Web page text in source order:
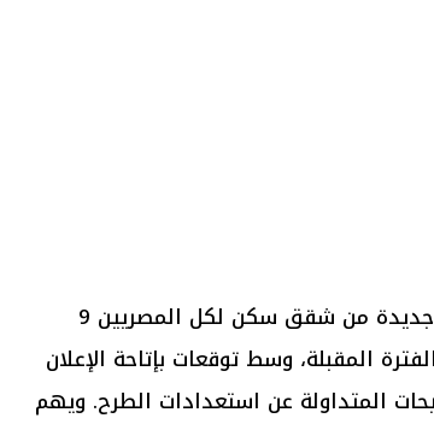
تستعد وزارة الإسكان لطرح مرحلة جديدة من شقق سكن لكل المصريين 9
المقبلة، وسط توقعات بإتاحة الإعلان
المتداولة عن استعدادات الطرح. ويهم